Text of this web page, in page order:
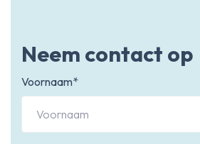
Neem contact op
Voornaam*